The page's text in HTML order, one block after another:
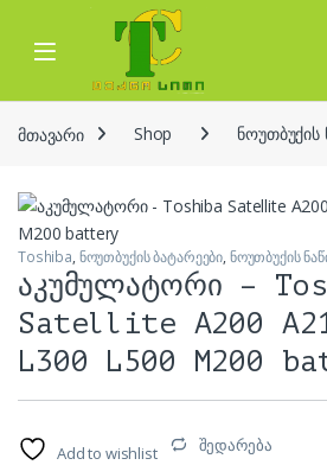
Skip to navigation
Skip to content
Open
მთავარი Shop ნოუთბუქის
Toshiba, ნოუთბუქის ბატარეები, ნოუთბუქის
აკუმულატორი –
Satellite A200
L300 L500 M200
Add to wishlist შედარება